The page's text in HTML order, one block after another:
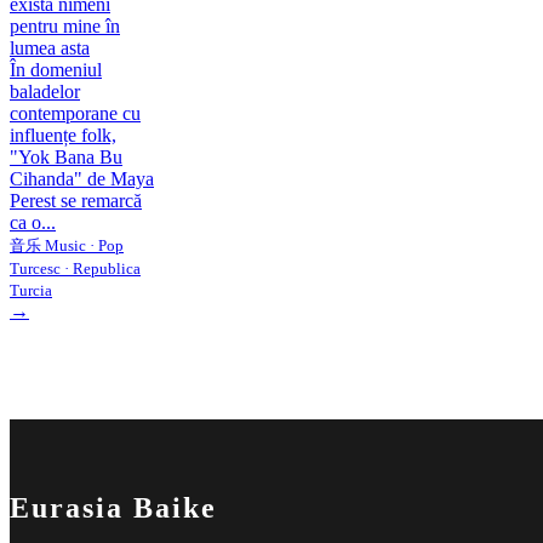
pentru mine în
lumea asta
În domeniul
baladelor
contemporane cu
influențe folk,
"Yok Bana Bu
Cihanda" de Maya
Perest se remarcă
ca o...
音乐 Music · Pop
Turcesc · Republica
Turcia
→
Eurasia Baike